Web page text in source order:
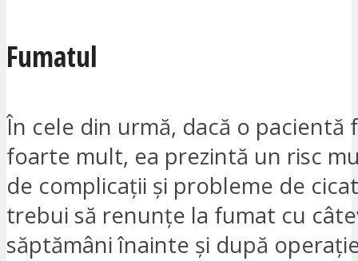
Fumatul
În cele din urmă, dacă o pacientă
foarte mult, ea prezintă un risc
de complicații și probleme de
trebui să renunțe la fumat cu
săptămâni înainte și după